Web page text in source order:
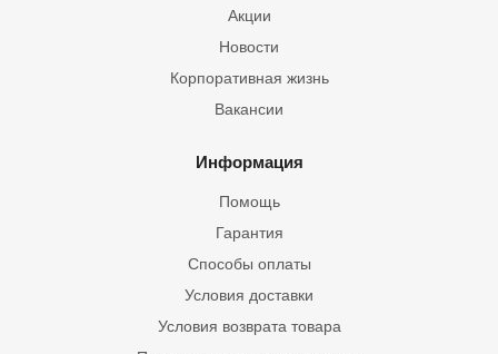
Акции
Новости
Корпоративная жизнь
Вакансии
Информация
Помощь
Гарантия
Способы оплаты
Условия доставки
Условия возврата товара